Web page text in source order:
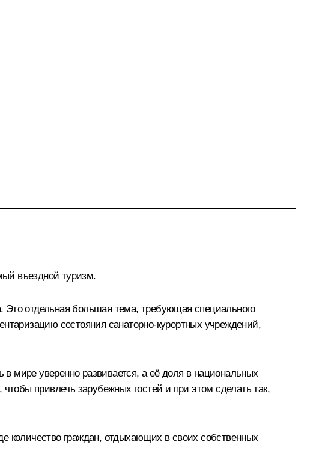
въездной туризм.
Это отдельная большая тема, требующая специального
состояния санаторно-курортных учреждений,
мире уверенно развивается, а её доля в национальных
чтобы привлечь зарубежных гостей и при этом сделать так,
количество граждан, отдыхающих в своих собственных